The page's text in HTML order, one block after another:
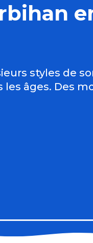
styles de
âges. Des